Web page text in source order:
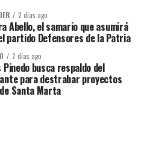
2 días ago
Abello, el samario que asumirá
partido Defensores de la Patria
2 días ago
busca respaldo del
para destrabar proyectos
Santa Marta